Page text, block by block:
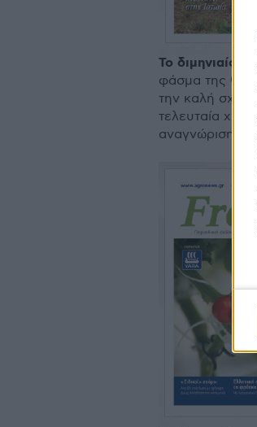
To διµηνιαίο
φάσµα της
την καλή σχέση
τελευταία
αναγνώριση